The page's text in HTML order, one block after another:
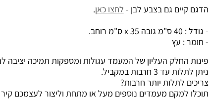
הדגם קיים גם בצבע לבן - לחצו כאן.
- גודל : 40 ס"מ גובה x 35 ס"מ רוחב.
- חומר : עץ
פינות החלק העליון של המעמד עגולות ומספקות תמיכה יציבה
ניתן לתלות עד 3 חרבות במקביל.
צריכים לתלות יותר חרבות?
תוכלו למקם מעמדים נוספים מעל או מתחת וליצור לעצמכם